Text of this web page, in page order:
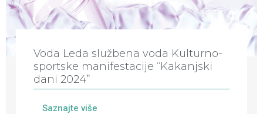
Voda Leda službena voda Kulturno-
sportske manifestacije “Kakanjski
dani 2024”
Saznajte više